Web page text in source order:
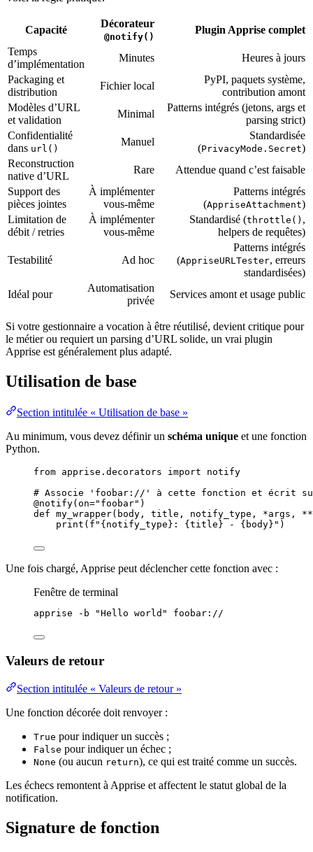
Capacité
Décorateur
@notify()
Plugin Apprise complet
Temps
d’implémentation
Minutes
Heures à jours
Packaging et
distribution
Fichier local
PyPI, paquets système,
contribution amont
Modèles d’URL
et validation
Minimal
Patterns intégrés (jetons, args et
parsing strict)
Confidentialité
dans url()
Manuel
Standardisée
(PrivacyMode.Secret)
Reconstruction
native d’URL
Rare
Attendue quand c’est faisable
Support des
pièces jointes
À implémenter
vous-même
Patterns intégrés
(AppriseAttachment)
Limitation de
débit / retries
À implémenter
vous-même
Standardisé (throttle() ,
helpers de requêtes)
Testabilité Ad hoc
Patterns intégrés
(AppriseURLTester, erreurs
standardisées)
Idéal pour
Automatisation
privée
Services amont et usage public
Si votre gestionnaire a vocation à être réutilisé, devient critique pour
le métier ou requiert un parsing d’URL solide, un vrai plugin
Apprise est généralement plus adapté.
Utilisation de base
Section intitulée « Utilisation de base »
Au minimum, vous devez définir un schéma unique et une fonction
Python.
from apprise.decorators import notify
# Associe 'foobar://' à cette fonction et écrit
@notify( on=" foobar" )
def my_wrapper( body , title , notify_type , *args ,
print ( f " {notify_type} : {title} - {body} " )
Une fois chargé, Apprise peut déclencher cette fonction avec :
Fenêtre de terminal
apprise -b "Hello world " foobar://
Valeurs de retour
Section intitulée « Valeurs de retour »
Une fonction décorée doit renvoyer :
True pour indiquer un succès ;
False pour indiquer un échec ;
None (ou aucun return), ce qui est traité comme un succès.
Les échecs remontent à Apprise et affectent le statut global de la
notification.
Signature de fonction